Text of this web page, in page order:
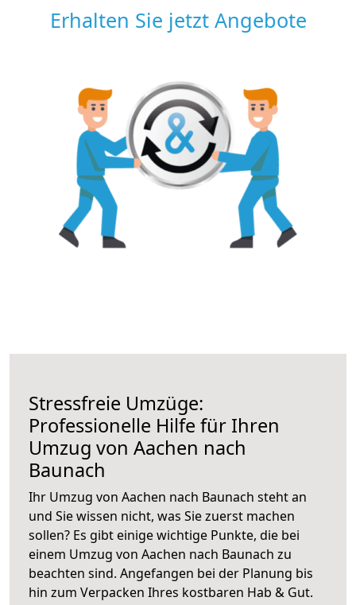
Erhalten Sie jetzt Angebote
Stressfreie Umzüge:
Professionelle Hilfe für Ihren
Umzug von Aachen nach
Baunach
Ihr Umzug von Aachen nach Baunach steht an
und Sie wissen nicht, was Sie zuerst machen
sollen? Es gibt einige wichtige Punkte, die bei
einem Umzug von Aachen nach Baunach zu
beachten sind. Angefangen bei der Planung bis
hin zum Verpacken Ihres kostbaren Hab & Gut.